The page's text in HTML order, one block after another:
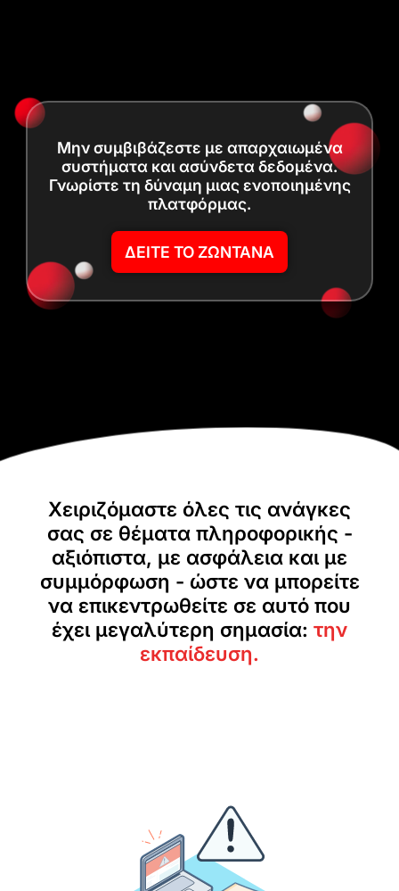
Μην συμβιβάζεστε με απαρχαιωμένα
συστήματα και ασύνδετα δεδομένα.
Γνωρίστε τη δύναμη μιας ενοποιημένης
πλατφόρμας.
ΔΕΙΤΕ ΤΟ ΖΩΝΤΑΝΑ
Χειριζόμαστε όλες τις ανάγκες
σας σε θέματα πληροφορικής -
αξιόπιστα, με ασφάλεια και με
συμμόρφωση - ώστε να μπορείτε
να επικεντρωθείτε σε αυτό που
έχει μεγαλύτερη σημασία: την
εκπαίδευση.